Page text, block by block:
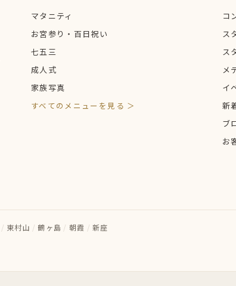
マタニティ
お宮参り・百日祝い
七五三
成人式
家族写真
すべてのメニューを見る ＞
コ
ス
ス
メ
イ
新
ブ
お
/ 東村山 / 鶴ヶ島 / 朝霞 / 新座